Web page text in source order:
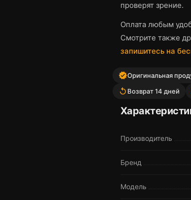
проверят зрение.
Оплата любым
Смотрите также
запишитесь на
verifiedОригинальная
replay Возврат 14 дней
Производитель
Бренд
Модель